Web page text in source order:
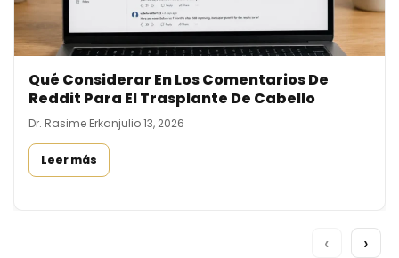
Qué Considerar En Los Comentarios De
Reddit Para El Trasplante De Cabello
Dr. Rasime Erkanjulio 13, 2026
Leer más
‹ ›